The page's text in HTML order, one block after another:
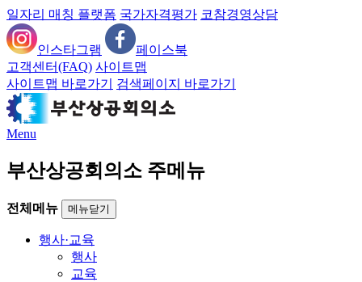
일자리 매칭 플랫폼 국가자격평가 코참경영상담
인스타그램
페이스북
고객센터(FAQ) 사이트맵
사이트맵 바로가기
검색페이지 바로가기
Menu
부산상공회의소 주메뉴
전체메뉴 메뉴닫기
행사·교육
행사
교육